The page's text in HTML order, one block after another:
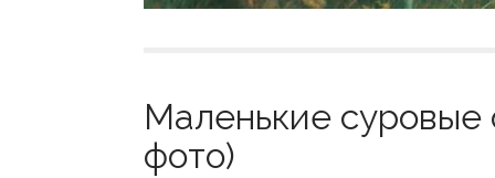
Маленькие суровые
фото)